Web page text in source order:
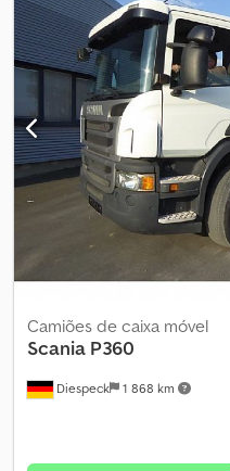
Diespeck 1 868 km
Camiões de caixa móvel
Scania P360